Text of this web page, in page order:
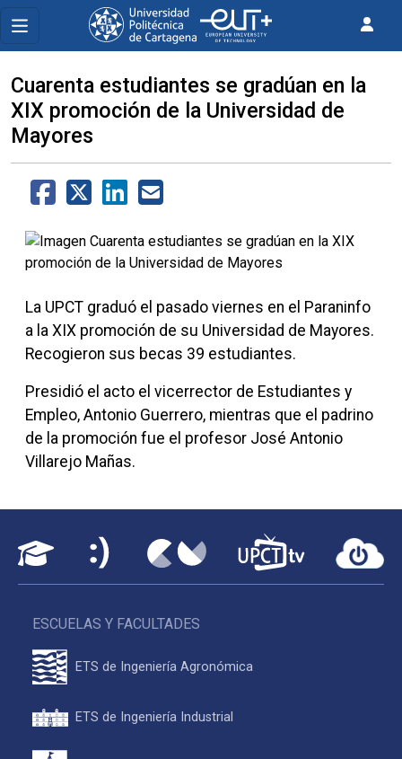
Cuarenta estudiantes se gradúan en la
XIX promoción de la Universidad de
Mayores
La UPCT graduó el pasado viernes en el Paraninfo
a la XIX promoción de su Universidad de Mayores.
Recogieron sus becas 39 estudiantes.
Presidió el acto el vicerrector de Estudiantes y
Empleo, Antonio Guerrero, mientras que el padrino
de la promoción fue el profesor José Antonio
Villarejo Mañas.
ESCUELAS Y FACULTADES
ETS de Ingeniería Agronómica
ETS de Ingeniería Industrial